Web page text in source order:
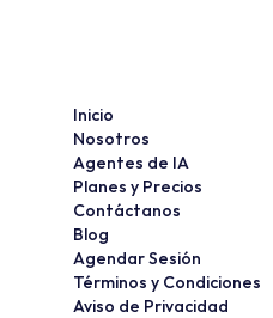
Inicio
Nosotros
Agentes de IA
Planes y Precios
Contáctanos
Blog
Agendar Sesión
Términos y Condiciones
Aviso de Privacidad